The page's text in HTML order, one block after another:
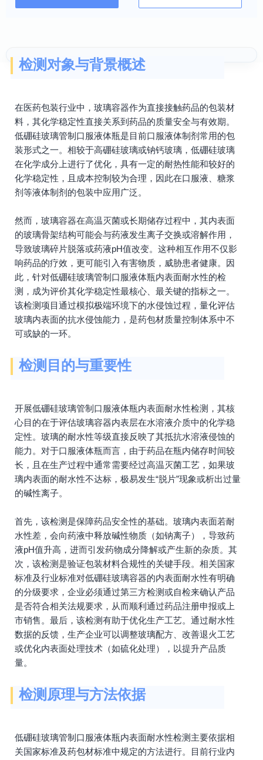
检测对象与背景概述
在医药包装行业中，玻璃容器作为直接接触药品的包装材
料，其化学稳定性直接关系到药品的质量安全与有效期。
低硼硅玻璃管制口服液体瓶是目前口服液体制剂常用的包
装形式之一。相较于高硼硅玻璃或钠钙玻璃，低硼硅玻璃
在化学成分上进行了优化，具有一定的耐热性能和较好的
化学稳定性，且成本控制较为合理，因此在口服液、糖浆
剂等液体制剂的包装中应用广泛。
然而，玻璃容器在高温灭菌或长期储存过程中，其内表面
的玻璃骨架结构可能会与药液发生离子交换或溶解作用，
导致玻璃碎片脱落或药液pH值改变。这种相互作用不仅影
响药品的疗效，更可能引入有害物质，威胁患者健康。因
此，针对低硼硅玻璃管制口服液体瓶内表面耐水性的检
测，成为评价其化学稳定性最核心、最关键的指标之一。
该检测项目通过模拟极端环境下的水侵蚀过程，量化评估
玻璃内表面的抗水侵蚀能力，是药包材质量控制体系中不
可或缺的一环。
检测目的与重要性
开展低硼硅玻璃管制口服液体瓶内表面耐水性检测，其核
心目的在于评估玻璃容器内表层在水溶液介质中的化学稳
定性。玻璃的耐水性等级直接反映了其抵抗水溶液侵蚀的
能力。对于口服液体瓶而言，由于药品在瓶内储存时间较
长，且在生产过程中通常需要经过高温灭菌工艺，如果玻
璃内表面的耐水性不达标，极易发生“脱片”现象或析出过量
的碱性离子。
首先，该检测是保障药品安全性的基础。玻璃内表面若耐
水性差，会向药液中释放碱性物质（如钠离子），导致药
液pH值升高，进而引发药物成分降解或产生新的杂质。其
次，该检测是验证包装材料合规性的关键手段。相关国家
标准及行业标准对低硼硅玻璃容器的内表面耐水性有明确
的分级要求，企业必须通过第三方检测或自检来确认产品
是否符合相关法规要求，从而顺利通过药品注册申报或上
市销售。最后，该检测有助于优化生产工艺。通过耐水性
数据的反馈，生产企业可以调整玻璃配方、改善退火工艺
或优化内表面处理技术（如硫化处理），以提升产品质
量。
检测原理与方法依据
低硼硅玻璃管制口服液体瓶内表面耐水性检测主要依据相
关国家标准及药包材标准中规定的方法进行。目前行业内